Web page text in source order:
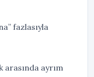
fazlasıyla
arasında ayrım